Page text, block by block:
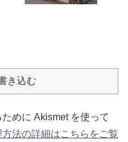
き込む
めに Akismet を使って
法の詳細はこちらをご覧